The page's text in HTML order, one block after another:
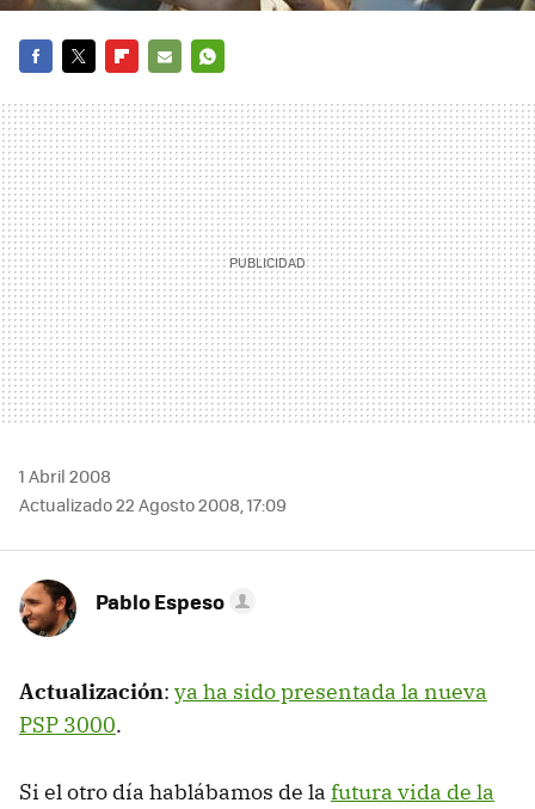
MAIL
1 Abril 2008
Actualizado 22 Agosto 2008, 17:09
Pablo Espeso
Actualización: ya ha sido presentada la nueva
PSP 3000.
Si el otro día hablábamos de la futura vida de la